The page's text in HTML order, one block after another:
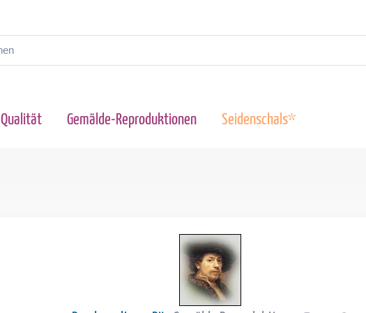
Qualität Gemälde-Reproduktionen Seidenschals*